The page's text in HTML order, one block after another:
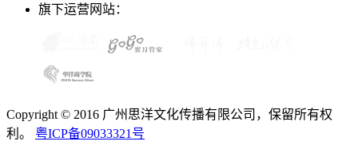
旗下运营网站：
Copyright © 2016 广州思洋文化传播有限公司，保留所有权
利。 粤ICP备09033321号